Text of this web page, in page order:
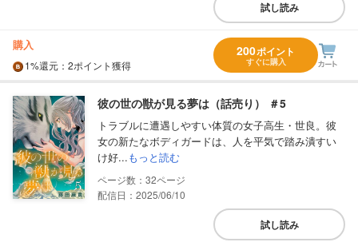
試し読み
購入
1%還元 ：2ポイント獲得
200ポイント
すぐに購入
彼の世の獣が見る夢は（話売り） ＃5
トラブルに遭遇しやすい体質の女子高生・世良。彼
女の新たなボディガードは、人を平気で踏み潰すい
け好...もっと読む
32
配信日：2025/06/10
試し読み